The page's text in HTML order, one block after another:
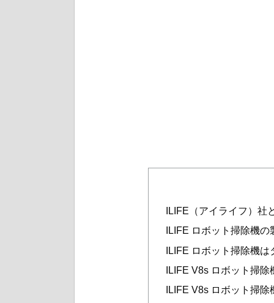
ILIFE（アイライフ）社
ILIFE ロボット掃除機
ILIFE ロボット掃除機
ILIFE V8s ロボット掃
ILIFE V8s ロボット掃除